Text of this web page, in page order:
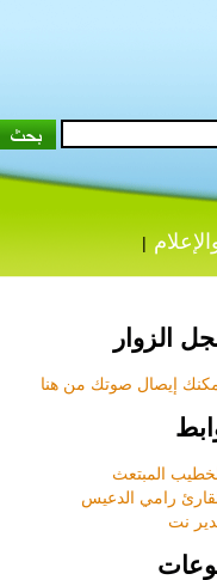
|
الزوار
إيصال صوتك من هنا
المبتعث
رامي الدعيس
نت